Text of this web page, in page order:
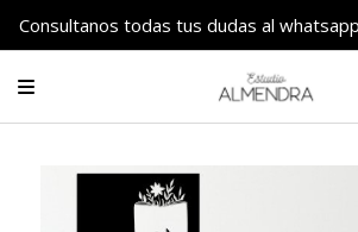
Consultanos todas tus dudas al whatsapp